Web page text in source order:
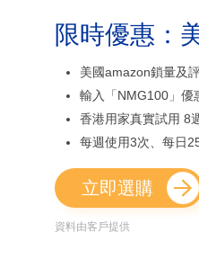
限時優惠：
美國amazon鎖量及
輸入「NMG100」優
香港用家真實試用 8
每週使用3次、每日
立即選購
資料由客戶提供